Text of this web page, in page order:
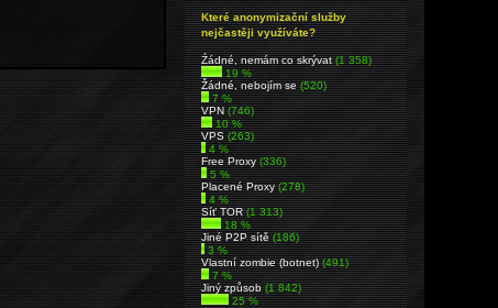
Které anonymizační služby
nejčastěji využíváte?
Źádné, nemám co skrývat(1 358)
19 %
Žádné, nebojím se(520)
7 %
VPN(746)
10 %
VPS(263)
4 %
Free Proxy(336)
5 %
Placené Proxy(278)
4 %
Síť TOR(1 313)
18 %
Jiné P2P sítě(186)
3 %
Vlastní zombie (botnet)(491)
7 %
Jiný způsob(1 842)
25 %